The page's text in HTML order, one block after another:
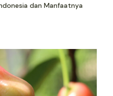
dan Manfaatnya